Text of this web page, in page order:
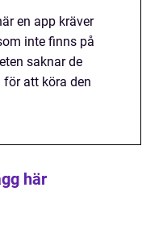
en app kräver
inte finns på
saknar de
att köra den
här